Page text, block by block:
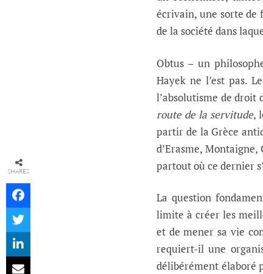
écrivain, une sorte de
de la société dans
Obtus – un
Hayek ne l’est pas.
l’absolutisme de droit
route de la servitude,
partir de la Grèce
d’Erasme,
partout où ce dernier
La question
limite à créer les
et de mener sa vie
requiert-il une
délibérément élaboré
SHARES